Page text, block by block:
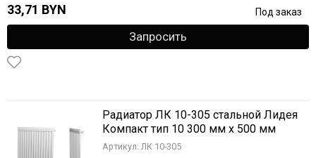
33,71 BYN Под заказ
Запросить
Радиатор ЛК 10-305 стальной Лидея
Компакт тип 10 300 мм х 500 мм
Артикул: ЛК 10-305